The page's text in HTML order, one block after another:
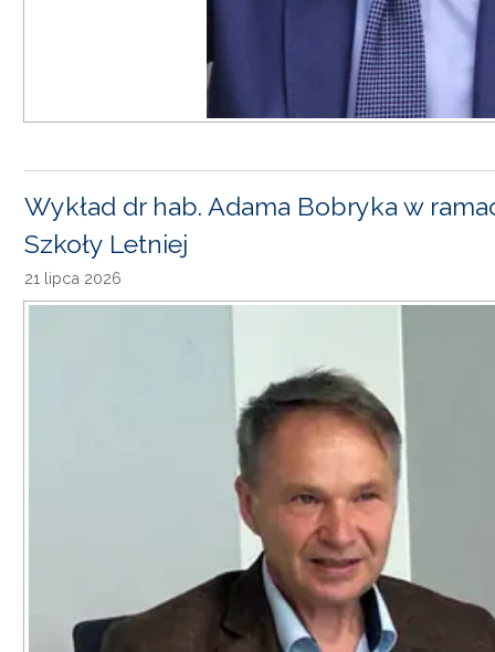
Wykład dr hab. Adama Bobryka w
Szkoły Letniej
21 lipca 2026